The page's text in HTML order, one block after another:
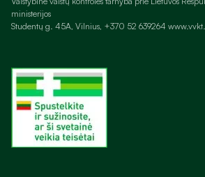
ministerijos
Studentų g. 45A, Vilnius, +370 52 639264